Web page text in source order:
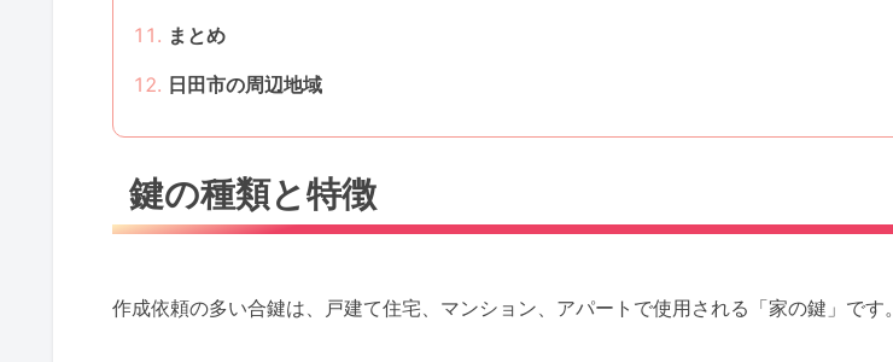
まとめ
日田市の周辺地域
鍵の種類と特徴
作成依頼の多い合鍵は、戸建て住宅、マンション、アパートで使用される「家の鍵」です。